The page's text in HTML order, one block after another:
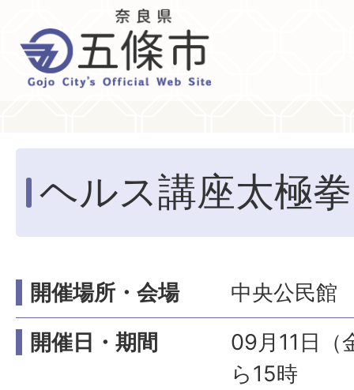
ヘルス講座太極拳
開催場所・会場
中央公民館
開催日・期間
09月11日（
ら15時